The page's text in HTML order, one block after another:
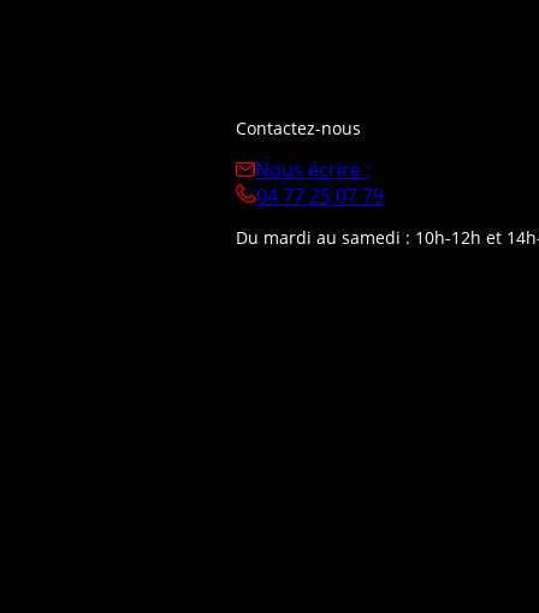
Contactez-nous
Nous écrire :
04 77 25 07 79
Du mardi au samedi : 10h-12h et